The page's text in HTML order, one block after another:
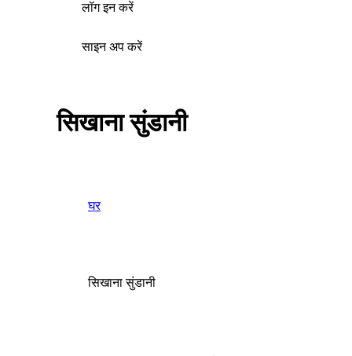
लॉग इन करें
साइन अप करें
सिखाना सुंडानी
घर
सिखाना सुंडानी